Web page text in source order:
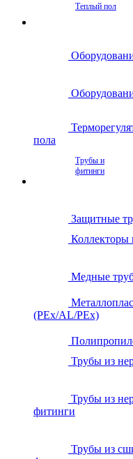
Теплый пол
пола
Трубы и
фитинги
Защитные
Коллекторы
Медные
(PEx/AL/PEx)
Трубы из
Трубы из
фитинги
Трубы из